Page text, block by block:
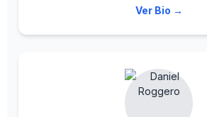
Ver Bio →